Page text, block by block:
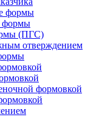
формы
формы
(ПГС)
отверждением
формовкой